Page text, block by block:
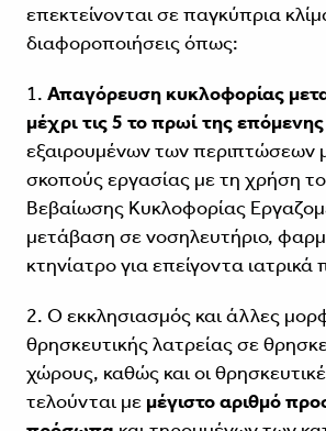
επεκτείνονται σε παγκύπρια
διαφοροποιήσεις όπως:
1. Απαγόρευση κυκλοφορίας
μέχρι τις 5 το πρωί της
εξαιρουμένων των περιπτώσεων
σκοπούς εργασίας με τη χρήση
Βεβαίωσης Κυκλοφορίας
μετάβαση σε νοσηλευτήριο,
κτηνίατρο για επείγοντα ιατρικά
2. Ο εκκλησιασμός και άλλες
θρησκευτικής λατρείας σε
χώρους, καθώς και οι
τελούνται με μέγιστο αριθμό